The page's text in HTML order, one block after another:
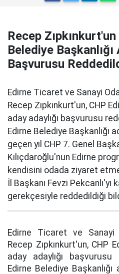
Recep
Belediye Başkanlığı
Başvurusu
Edirne Ticaret ve Sanayi
Recep Zıpkınkurt'un, CHP
aday adaylığı başvurusu
Edirne Belediye Başkanlığı
geçen yıl CHP 7. Genel
Kılıçdaroğlu'nun Edirne
kendisini odada ziyaret
İl Başkanı Fevzi
gerekçesiyle reddedildiği
Edirne Ticaret ve Sanayi
Recep Zıpkınkurt'un, CHP
aday adaylığı başvurusu
Edirne Belediye Başkanlığı